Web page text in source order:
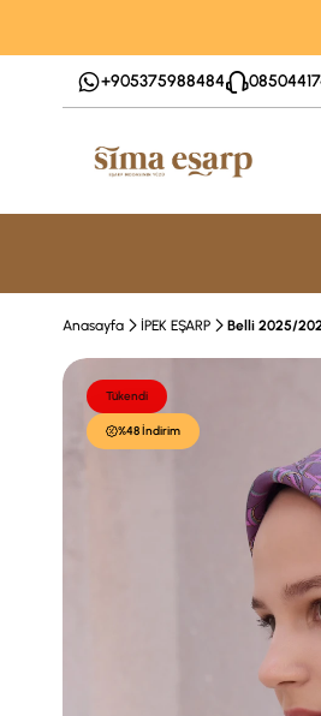
+905375988484
Anasayfa İPEK EŞARP Belli 2025/
Tükendi
%48 İndirim